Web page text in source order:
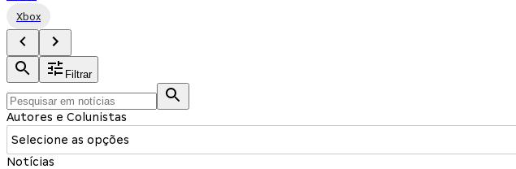
Xbox
Filtrar
Autores e Colunistas
Selecione as opções
Notícias